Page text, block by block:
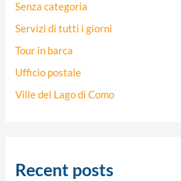
Senza categoria
Servizi di tutti i giorni
Tour in barca
Ufficio postale
Ville del Lago di Como
Recent posts